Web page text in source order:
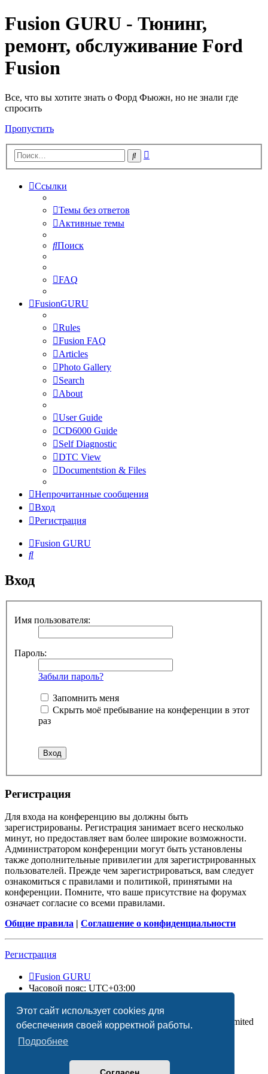
Этот сайт использует cookies для
обеспечения своей корректной работы.
Подробнее
Fusion GURU - Тюнинг,
ремонт, обслуживание Ford
Fusion
Все, что вы хотите знать о Форд Фьюжн, но не знали где
спросить
Пропустить
Поиск
Ссылки
Темы без ответов
Активные темы
Поиск
FAQ
FusionGURU
Rules
Fusion FAQ
Articles
Photo Gallery
Search
About
User Guide
CD6000 Guide
Self Diagnostic
DTC View
Documentstion & Files
Непрочитанные сообщения
Вход
Регистрация
Fusion GURU
Поиск
Вход
Имя пользователя:
Пароль:
Забыли пароль?
Запомнить меня
Скрыть моё пребывание на конференции в этот
раз
Регистрация
Для входа на конференцию вы должны быть
зарегистрированы. Регистрация занимает всего несколько
минут, но предоставляет вам более широкие возможности.
Администратором конференции могут быть установлены
также дополнительные привилегии для зарегистрированных
пользователей. Прежде чем зарегистрироваться, вам следует
ознакомиться с правилами и политикой, принятыми на
конференции. Помните, что ваше присутствие на форумах
означает согласие со всеми правилами.
Общие правила | Соглашение о конфиденциальности
Регистрация
Fusion GURU
Часовой пояс: UTC+03:00
Создано на основеphpBB® Forum Software © phpBB Limited